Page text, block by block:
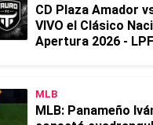
CD Plaza Amador
VIVO el Clásico
Apertura 2026 - LPF
MLB
MLB: Panameño